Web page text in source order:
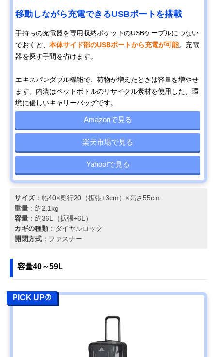
移動しながら充電できるUSBポートを搭載
手持ちの充電器を専用収納ポケットのUSBケーブルにつない
でおくと、 本体サイド部のUSBポートから充電が可能。充電
器を探す手間を省けます。
エキスパンダブル機能で、荷物が増えたときは容量を増やせ
ます。内装はペットボトルのリサイクル素材を使用した、環
境に優しいキャリーバッグです。
Amazonで見る
楽天市場で見る
Yahoo!で見る
サイズ：幅40×奥行20（拡張+3cm）×高さ55cm
重量 ：約2.1kg
容量 ：約36L（拡張+6L）
カギの種類 ：ダイヤルロック
開閉方式 ：ファスナー
容量40～59L
PICK UP⑦